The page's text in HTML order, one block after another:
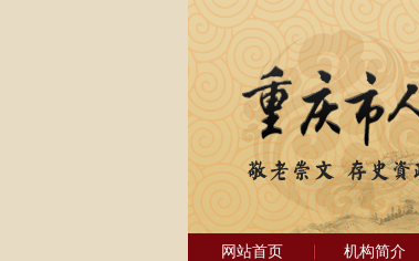
网站首页 机构简介